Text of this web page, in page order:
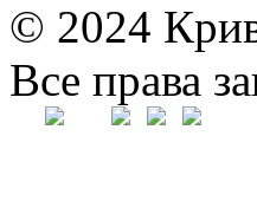
© 2024
Все права